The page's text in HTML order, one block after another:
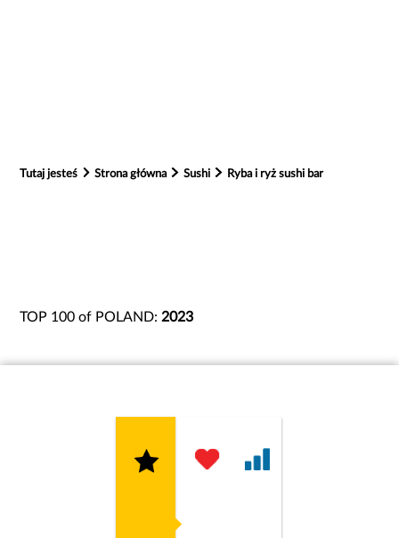
Tutaj jesteś Strona główna Sushi Ryba i ryż sushi bar
TOP 100 of POLAND: 2023